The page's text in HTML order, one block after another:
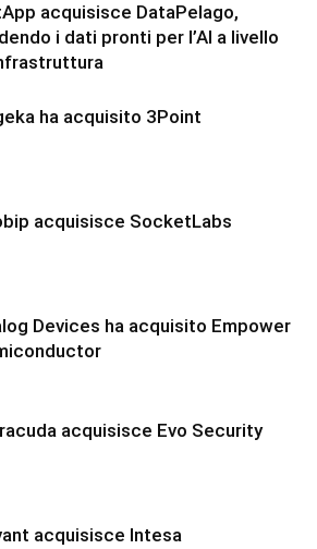
acquisisce DataPelago,
i dati pronti per l’AI a livello
ha acquisito 3Point
acquisisce SocketLabs
Devices ha acquisito Empower
acquisisce Evo Security
acquisisce Intesa